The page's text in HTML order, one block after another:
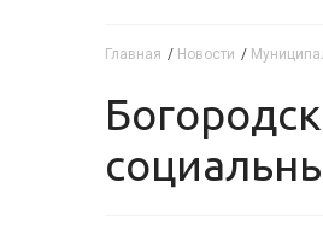
Главная / Новости /
Богородский общественник приняла участие в конкурсе